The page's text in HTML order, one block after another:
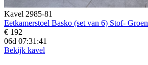
Kavel 2985-81
Eetkamerstoel Basko (set van 6) Stof- Groen
€ 192
06d 07:31:39
Bekijk kavel